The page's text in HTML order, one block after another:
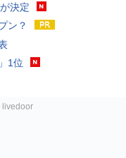
決定
ン？
1位
livedoor